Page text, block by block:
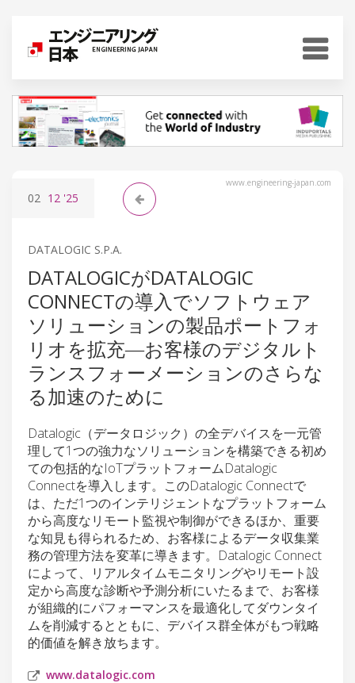
www.engineering-japan.com
02 12 '25
DATALOGIC S.P.A.
DATALOGICがDATALOGIC
CONNECTの導入でソフトウェア
ソリューションの製品ポートフォ
リオを拡充―お客様のデジタルト
ランスフォーメーションのさらな
る加速のために
Datalogic（データロジック）の全デバイスを一元管
理して1つの強力なソリューションを構築できる初め
ての包括的なIoTプラットフォームDatalogic
Connectを導入します。このDatalogic Connectで
は、ただ1つのインテリジェントなプラットフォーム
から高度なリモート監視や制御ができるほか、重要
な知見も得られるため、お客様によるデータ収集業
務の管理方法を変革に導きます。Datalogic Connect
によって、リアルタイムモニタリングやリモート設
定から高度な診断や予測分析にいたるまで、お客様
が組織的にパフォーマンスを最適化してダウンタイ
ムを削減するとともに、デバイス群全体がもつ戦略
的価値を解き放ちます。
www.datalogic.com